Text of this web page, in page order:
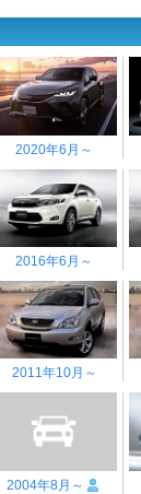
2020年6月～
2016年6月～
2011年10月～
2004年8月～